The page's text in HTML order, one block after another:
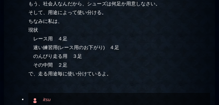
もう、社会人なんだから、シューズは何足か用意しなさい。
そして、用途によって使い分ける。
ちなみに私は、
現状
レース用 ４足
速い練習用(レース用のお下がり) ４足
のんびり走る用 ３足
その中間 ２足
で、走る用途毎に使い分けているよ。
itsu